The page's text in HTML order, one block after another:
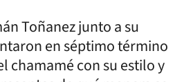
Toñanez junto a su
en séptimo término
chamamé con su estilo y